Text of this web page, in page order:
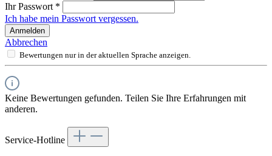
Ihr Passwort *
Ich habe mein Passwort vergessen.
Anmelden
Abbrechen
Bewertungen nur in der aktuellen Sprache anzeigen.
Keine Bewertungen gefunden. Teilen Sie Ihre Erfahrungen mit
anderen.
Service-Hotline